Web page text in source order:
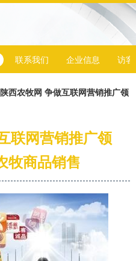
联系我们 企业信息 访客
陕西农牧网 争做互联网营销推广领
联网营销推广领
牧商品销售